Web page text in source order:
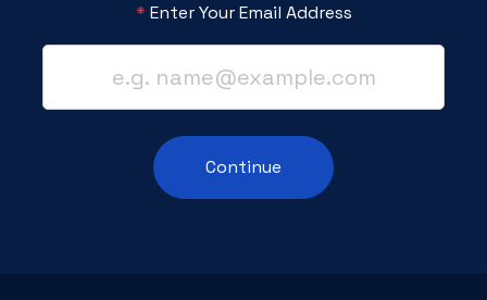
Enter Your Email Address
*
Continue